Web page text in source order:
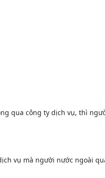
qua công ty dịch vụ, thì
vụ mà người nước ngoài